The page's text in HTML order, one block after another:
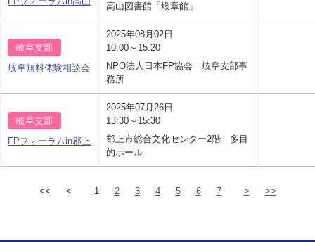
高山図書館「煥章館」
岐阜支部
岐阜無料体験相談会
2025年08月02日
10:00～15:20
NPO法人日本FP協会 岐阜支部事
務所
岐阜支部
FPフォーラムin郡上
2025年07月26日
13:30～15:30
郡上市総合文化センター2階 多目
的ホール
<< < 1 2 3 4 5 6 7 > >>